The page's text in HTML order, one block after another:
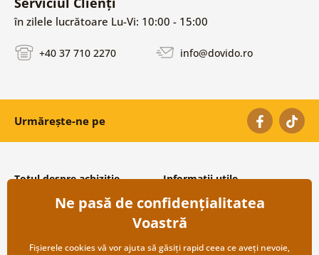
în zilele lucrătoare Lu-Vi: 10:00 - 15:00
+40 37 710 2270 info@dovido.ro
Urmărește-ne pe
Totul despre achiziție
Condiții și termeni generali
Protecția datelor personale
Transport și modalități de plată
Returnare
Informații utile
Despre noi
Întrebări frecvente
Contacte
Cooperare angro
Ne pasă de confidențialitatea
Voastră
Fișierele cookies vă vor ajuta să găsiți rapid ceea ce aveți nevoie,